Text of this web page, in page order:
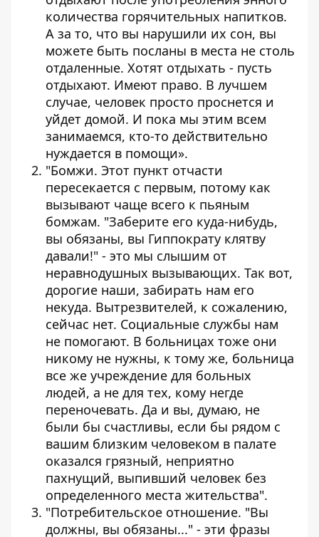
количества горячительных напитков.
А за то, что вы нарушили их сон, вы
можете быть посланы в места не столь
отдаленные. Хотят отдыхать - пусть
отдыхают. Имеют право. В лучшем
случае, человек просто проснется и
уйдет домой. И пока мы этим всем
занимаемся, кто-то действительно
нуждается в помощи».
"Бомжи. Этот пункт отчасти
пересекается с первым, потому как
вызывают чаще всего к пьяным
бомжам. "Заберите его куда-нибудь,
вы обязаны, вы Гиппократу клятву
давали!" - это мы слышим от
неравнодушных вызывающих. Так вот,
дорогие наши, забирать нам его
некуда. Вытрезвителей, к сожалению,
сейчас нет. Социальные службы нам
не помогают. В больницах тоже они
никому не нужны, к тому же, больница
все же учреждение для больных
людей, а не для тех, кому негде
переночевать. Да и вы, думаю, не
были бы счастливы, если бы рядом с
вашим близким человеком в палате
оказался грязный, неприятно
пахнущий, выпивший человек без
определенного места жительства".
"Потребительское отношение. "Вы
должны, вы обязаны..." - эти фразы